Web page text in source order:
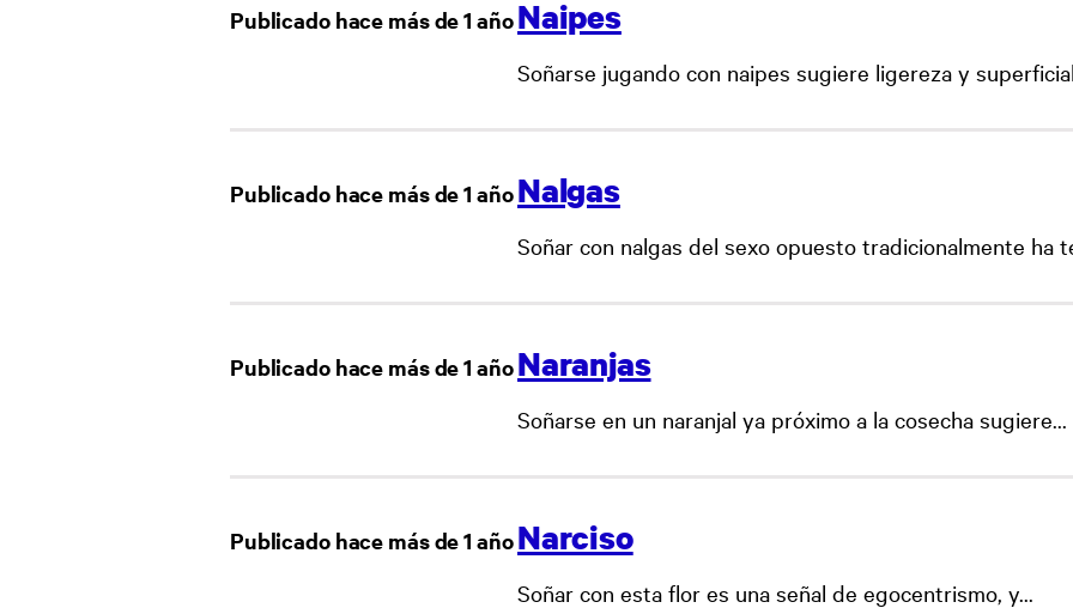
Publicado hace más de 1 añoNaipes
Soñarse jugando con naipes sugiere ligereza y
Publicado hace más de 1 añoNalgas
Soñar con nalgas del sexo opuesto tradicionalmente ha
Publicado hace más de 1 añoNaranjas
Soñarse en un naranjal ya próximo a la cosecha sugiere...
Publicado hace más de 1 añoNarciso
Soñar con esta flor es una señal de egocentrismo, y...